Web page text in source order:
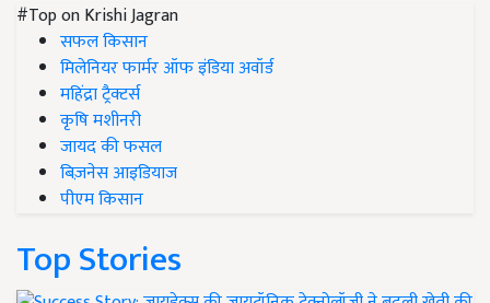
#Top on Krishi Jagran
सफल किसान
मिलेनियर फार्मर ऑफ इंडिया अवॉर्ड
महिंद्रा ट्रैक्टर्स
कृषि मशीनरी
जायद की फसल
बिज़नेस आइडियाज
पीएम किसान
Top Stories